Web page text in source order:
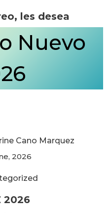
les desea
Nuevo
Cano Marquez
2026
2026